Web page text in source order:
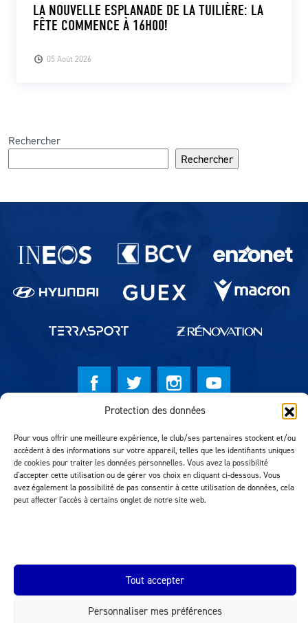
Protection des données
Pour vous offrir une meilleure expérience, le club/ses partenaires stockent et/ou
accèdent à des informations sur votre appareil, telles que les identifiants uniques
de cookies pour traiter les données personnelles. Vous avez la possibilité
d'accepter cette utilisation ou de gérer vos choix en cliquant ci-dessous. Vous
avez également la possibilité de pas consentir à cette utilisation de données, cela
peut affecter l'accès à certains onglet de notre site web.
Tout accepter
Personnaliser mes préférences
05 Août 2026
LA NOUVELLE ESPLANADE DE LA TUILIÈRE: LA
FÊTE COMMENCE À 16H00!
Rechercher
Rechercher
Partenaires du lausanne-Sport
Réalisation MTM Agency